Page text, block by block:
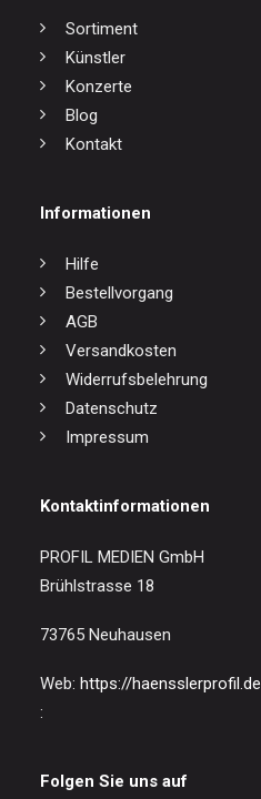
Sortiment
Künstler
Konzerte
Blog
Kontakt
Informationen
Hilfe
Bestellvorgang
AGB
Versandkosten
Widerrufsbelehrung
Datenschutz
Impressum
Kontaktinformationen
PROFIL MEDIEN GmbH
Brühlstrasse 18
73765 Neuhausen
Web: https://haensslerprofil.de
:
Folgen Sie uns auf